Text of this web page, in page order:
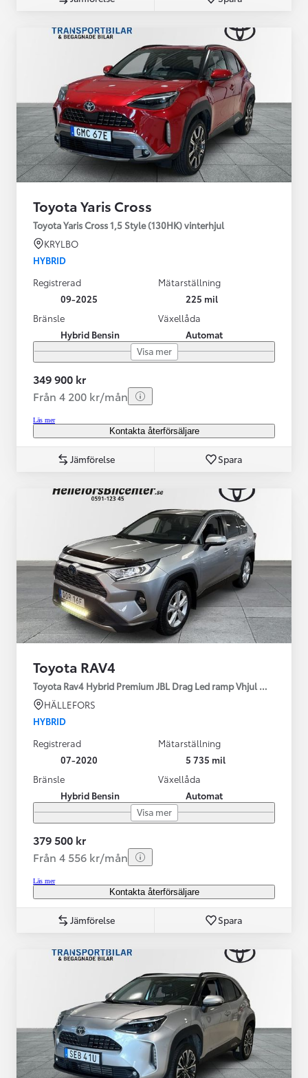
Toyota Yaris Cross
Toyota Yaris Cross 1,5 Style (130HK) vinterhjul
KRYLBO
HYBRID
Registrerad
09-2025
Mätarställning
225 mil
Bränsle
Hybrid Bensin
Växellåda
Automat
Visa mer
349 900 kr
Från 4 200 kr/mån
Läs mer
Kontakta återförsäljare
Jämförelse Spara
Toyota RAV4
Toyota Rav4 Hybrid Premium JBL Drag Led ramp Vhjul motorv
HÄLLEFORS
HYBRID
Registrerad
07-2020
Mätarställning
5 735 mil
Bränsle
Hybrid Bensin
Växellåda
Automat
Visa mer
379 500 kr
Från 4 556 kr/mån
Läs mer
Kontakta återförsäljare
Jämförelse Spara